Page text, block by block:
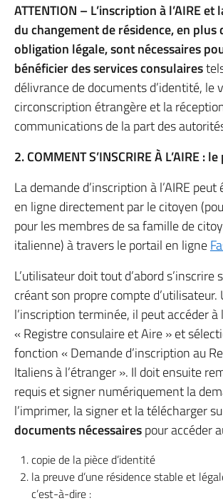
ATTENTION – L’inscription à l’AIRE
du changement de résidence, en plus
obligation légale, sont nécessaires
bénéficier des services consulaires
délivrance de documents d’identité, le
circonscription étrangère et la
communications de la part des
2. COMMENT S’INSCRIRE À L’AIRE :
La demande d’inscription à l’AIRE
en ligne directement par le citoyen
pour les membres de sa famille de
italienne) à travers le portail en ligne
L’utilisateur doit tout d’abord s’inscrire
créant son propre compte d’utilisateur.
l’inscription terminée, il peut accéder à
« Registre consulaire et Aire » et
fonction « Demande d’inscription au
Italiens à l’étranger ». Il doit ensuite
requis et signer numériquement la
l’imprimer, la signer et la télécharger
documents nécessairespour accéder
copie de la pièce d’identité
la preuve d’une résidence stable et
c’est-à-dire :